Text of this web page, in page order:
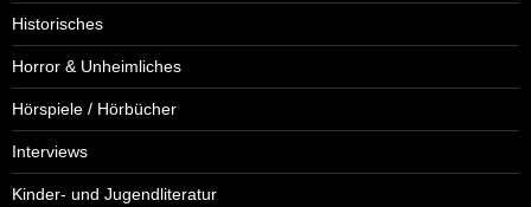
Historisches
Horror & Unheimliches
Hörspiele / Hörbücher
Interviews
Kinder- und Jugendliteratur